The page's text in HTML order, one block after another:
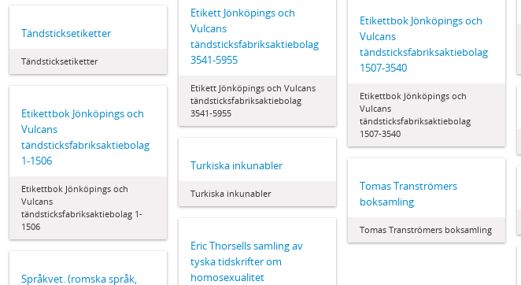
Etikett Jönköpings och
Vulcans
tändsticksfabriksaktiebolag
3541-5955
Etikett Jönköpings och Vulcans
tändsticksfabriksaktiebolag
3541-5955
Etikettbok Jönköpings och
Vulcans
tändsticksfabriksaktiebolag
1507-3540
Etikettbok Jönköpings och
Vulcans
tändsticksfabriksaktiebolag
1507-3540
Tändsticksetiketter
Tändsticksetiketter
Etikettbok Jönköpings och
Vulcans
tändsticksfabriksaktiebolag
1-1506
Etikettbok Jönköpings och
Vulcans
tändsticksfabriksaktiebolag 1-
1506
Turkiska inkunabler
Turkiska inkunabler
Tomas Tranströmers
boksamling
Tomas Tranströmers boksamling
Eric Thorsells samling av
tyska tidskrifter om
homosexualitet
Språkvet. (romska språk,